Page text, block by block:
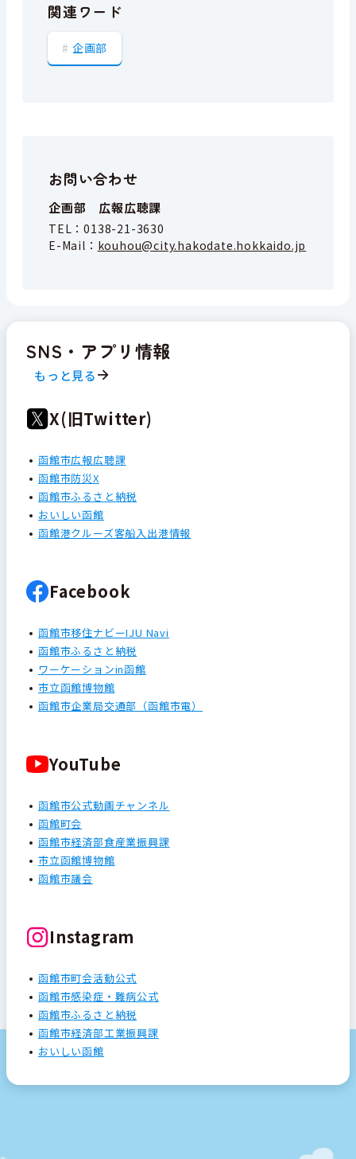
関連ワード
企画部
お問い合わせ
企画部 広報広聴課
TEL：0138-21-3630
E-Mail： kouhou@city.hakodate.hokkaido.jp
SNS・アプリ情報
もっと見る
X(旧Twitter)
函館市広報広聴課
函館市防災X
函館市ふるさと納税
おいしい函館
函館港クルーズ客船入出港情報
Facebook
函館市移住ナビーIJU Navi
函館市ふるさと納税
ワーケーションin函館
市立函館博物館
函館市企業局交通部（函館市電）
YouTube
函館市公式動画チャンネル
函館町会
函館市経済部食産業振興課
市立函館博物館
函館市議会
Instagram
函館市町会活動公式
函館市感染症・難病公式
函館市ふるさと納税
函館市経済部工業振興課
おいしい函館